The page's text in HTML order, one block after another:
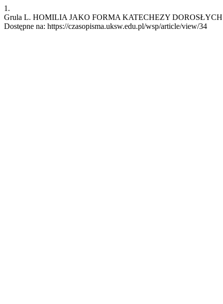
1.
Grula L. HOMILIA JAKO FORMA KATECHEZY DOROSŁYCH.
Dostępne na: https://czasopisma.uksw.edu.pl/wsp/article/view/34